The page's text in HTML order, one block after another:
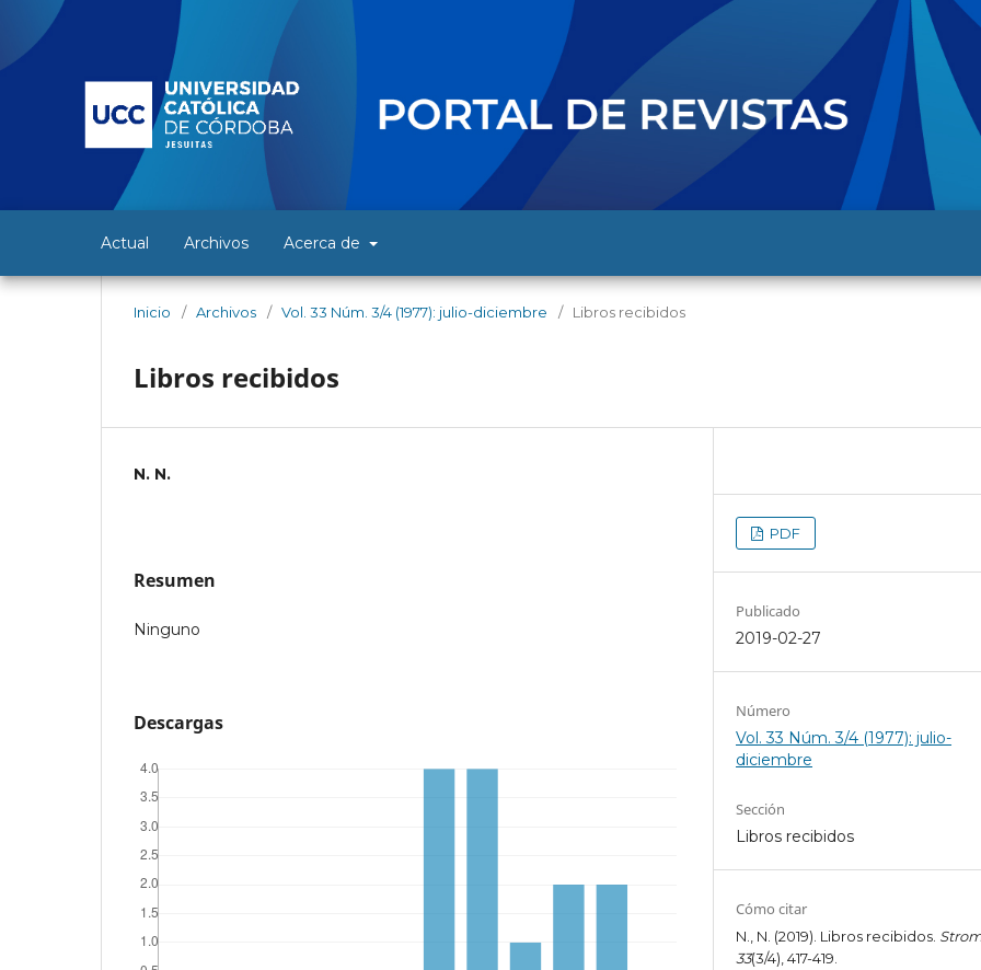
Actual Archivos Acerca de
Inicio / Archivos / Vol. 33 Núm. 3/4 (1977): julio-diciembre / Libros recibidos
Libros recibidos
N. N.
Resumen
Ninguno
Descargas
PDF
Publicado
2019-02-27
Número
Vol. 33 Núm. 3/4 (1977): julio-
diciembre
Sección
Libros recibidos
Cómo citar
N., N. (2019). Libros recibidos.
33(3/4), 417-419.